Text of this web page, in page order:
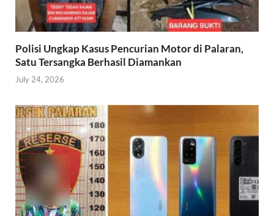
Polisi Ungkap Kasus Pencurian Motor di Palaran,
Satu Tersangka Berhasil Diamankan
July 24, 2026